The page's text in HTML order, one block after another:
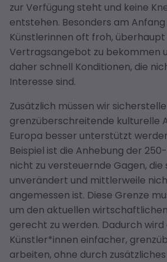
zur Verfügung steht und keine
entstehen. Besonders am
Künstlerinnen oft froh, überhaupt
Vertragsangebot zu bekommen
daher schnell Konditionen, die
Interesse sind.
Zusätzlich müssen wir
grenzüberschreitende kulturelle
Europa besser unterstützt
Beispiel ist die Anhebung der
nicht zu versteuernde Gagen, die
unverändert und mittlerweile
angemessen ist. Diese Grenze
um den aktuellen
gerecht zu werden. Dadurch wird
Künstler*innen einfacher,
arbeiten, ohne durch